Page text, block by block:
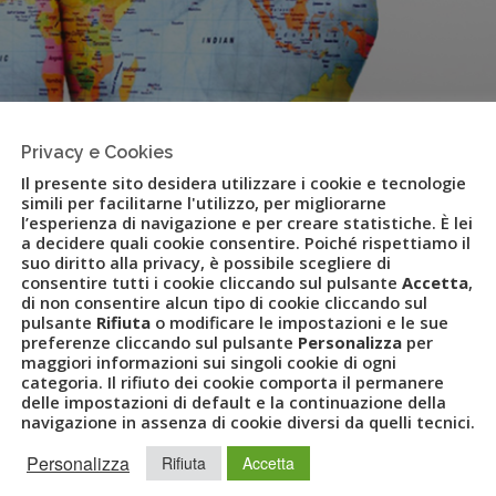
- Master in Tourism
ilGruppo Uvetin collaborazione conUniversità Milano
, contribuisce allo sviluppo di un master per la
organizzato.
Privacy e Cookies
Il presente sito desidera utilizzare i cookie e tecnologie
simili per facilitarne l'utilizzo, per migliorarne
l’esperienza di navigazione e per creare statistiche. È lei
a decidere quali cookie consentire. Poiché rispettiamo il
suo diritto alla privacy, è possibile scegliere di
consentire tutti i cookie cliccando sul pulsante Accetta,
di non consentire alcun tipo di cookie cliccando sul
pulsante Rifiuta o modificare le impostazioni e le sue
preferenze cliccando sul pulsante Personalizza per
maggiori informazioni sui singoli cookie di ogni
categoria. Il rifiuto dei cookie comporta il permanere
delle impostazioni di default e la continuazione della
navigazione in assenza di cookie diversi da quelli tecnici.
Personalizza Rifiuta Accetta